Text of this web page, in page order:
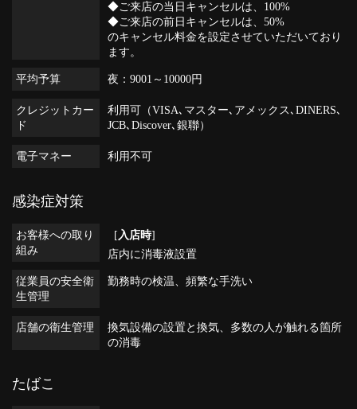
◆ご来店の当日キャンセルは、100%
◆ご来店の前日キャンセルは、50%
のキャンセル料金を設定させていただいており
ます。
平均予算 夜：9001～10000円
クレジットカー
ド
利用可（VISA､マスター､アメックス､DINERS､
JCB､Discover､銀聯）
電子マネー 利用不可
感染症対策
お客様への取り
組み
[入店時]
店内に消毒液設置
従業員の安全衛
生管理
勤務時の検温 頻繁な手洗い
店舗の衛生管理 換気設備の設置と換気
多数の人が触れる箇所
の消毒
たばこ